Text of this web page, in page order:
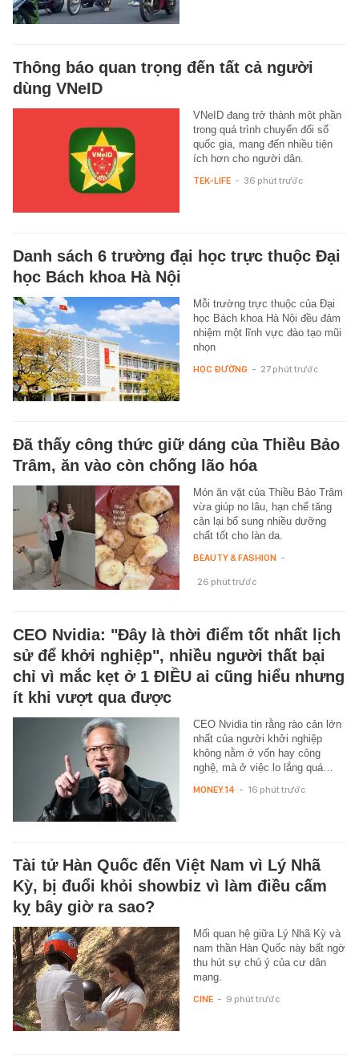
Thông báo quan trọng đến tất cả người
dùng VNeID
VNeID đang trở thành một phần
trong quá trình chuyển đổi số
quốc gia, mang đến nhiều tiện
ích hơn cho người dân.
TEK-LIFE - 36 phút trước
Danh sách 6 trường đại học trực thuộc Đại
học Bách khoa Hà Nội
Mỗi trường trực thuộc của Đại
học Bách khoa Hà Nội đều đảm
nhiệm một lĩnh vực đào tạo mũi
nhọn
HỌC ĐƯỜNG - 27 phút trước
Đã thấy công thức giữ dáng của Thiều Bảo
Trâm, ăn vào còn chống lão hóa
Món ăn vặt của Thiều Bảo Trâm
vừa giúp no lâu, hạn chế tăng
cân lại bổ sung nhiều dưỡng
chất tốt cho làn da.
BEAUTY & FASHION -
26 phút trước
CEO Nvidia: "Đây là thời điểm tốt nhất lịch
sử để khởi nghiệp", nhiều người thất bại
chỉ vì mắc kẹt ở 1 ĐIỀU ai cũng hiểu nhưng
ít khi vượt qua được
CEO Nvidia tin rằng rào cản lớn
nhất của người khởi nghiệp
không nằm ở vốn hay công
nghệ, mà ở việc lo lắng quá…
MONEY.14 - 16 phút trước
Tài tử Hàn Quốc đến Việt Nam vì Lý Nhã
Kỳ, bị đuổi khỏi showbiz vì làm điều cấm
kỵ bây giờ ra sao?
Mối quan hệ giữa Lý Nhã Kỳ và
nam thần Hàn Quốc này bất ngờ
thu hút sự chú ý của cư dân
mạng.
CINE - 9 phút trước